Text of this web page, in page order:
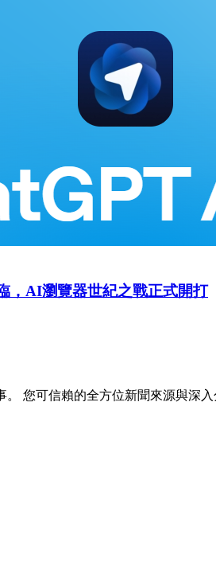
，AI瀏覽器世紀之戰正式開打
您可信賴的全方位新聞來源與深入